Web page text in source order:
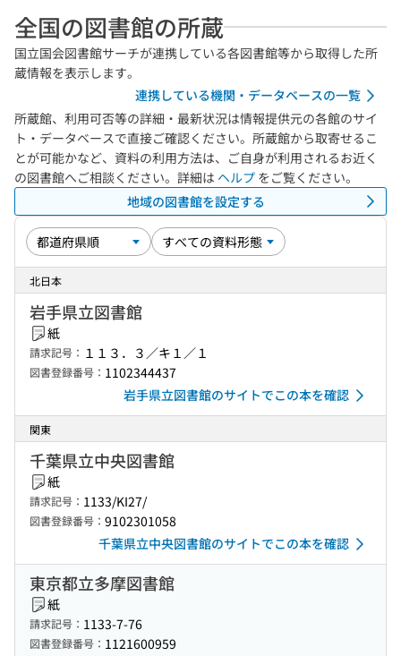
全国の図書館の所蔵
国立国会図書館サーチが連携している各図書館等から取得した所
蔵情報を表示します。
連携している機関・データベースの一覧
所蔵館、利用可否等の詳細・最新状況は情報提供元の各館のサイ
ト・データベースで直接ご確認ください。所蔵館から取寄せるこ
とが可能かなど、資料の利用方法は、ご自身が利用されるお近く
の図書館へご相談ください。詳細は ヘルプ をご覧ください。
地域の図書館を設定する
北日本
岩手県立図書館
紙
請求記号： １１３．３／キ１／１
図書登録番号： 1102344437
岩手県立図書館のサイトでこの本を確認
関東
千葉県立中央図書館
紙
請求記号： 1133/KI27/
図書登録番号： 9102301058
千葉県立中央図書館のサイトでこの本を確認
東京都立多摩図書館
紙
請求記号： 1133-7-76
図書登録番号： 1121600959